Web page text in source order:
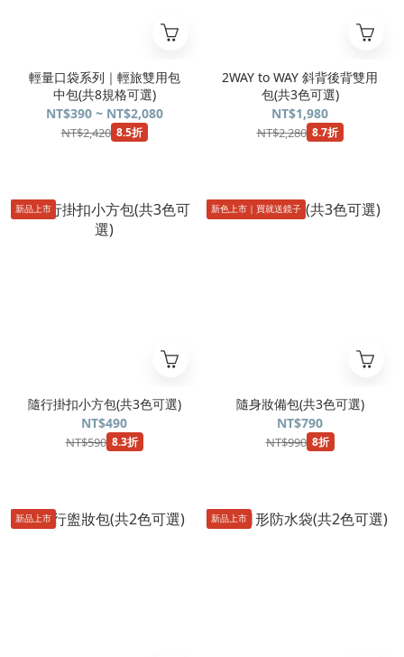
輕量口袋系列｜輕旅雙用包
中包(共8規格可選)
NT$390 ~ NT$2,080
NT$2,420 8.5折
2WAY to WAY 斜背後背雙用
包(共3色可選)
NT$1,980
NT$2,280 8.7折
新品上市
隨行掛扣小方包(共3色可選)
NT$490
NT$590 8.3折
新色上市｜買就送鏡子
隨身妝備包(共3色可選)
NT$790
NT$990 8折
新品上市 新品上市